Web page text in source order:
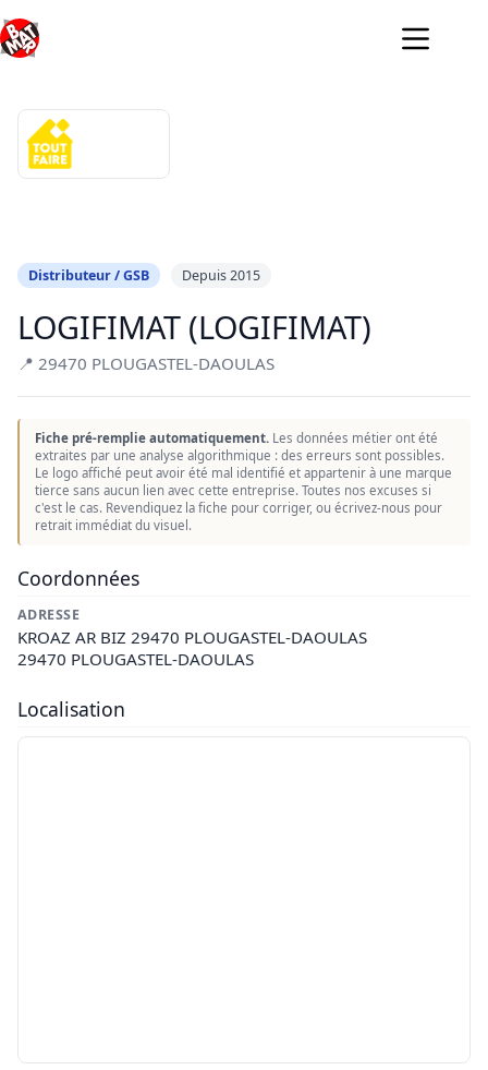
au
contenu
Distributeur / GSB Depuis 2015
LOGIFIMAT (LOGIFIMAT)
📍 29470 PLOUGASTEL-DAOULAS
Fiche pré-remplie automatiquement. Les données métier ont été
extraites par une analyse algorithmique : des erreurs sont possibles.
Le logo affiché peut avoir été mal identifié et appartenir à une marque
tierce sans aucun lien avec cette entreprise. Toutes nos excuses si
c'est le cas. Revendiquez la fiche pour corriger, ou écrivez-nous pour
retrait immédiat du visuel.
Coordonnées
ADRESSE
KROAZ AR BIZ 29470 PLOUGASTEL-DAOULAS
29470 PLOUGASTEL-DAOULAS
Localisation